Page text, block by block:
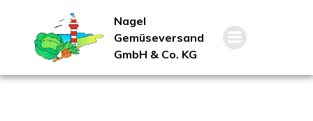
Nagel
Gemüseversand
GmbH & Co. KG